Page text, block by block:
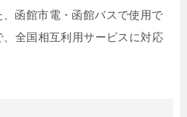
函館市電・函館バスで使用で
全国相互利用サービスに対応